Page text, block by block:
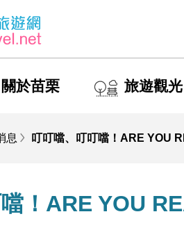
關於苗栗 旅遊觀光
息 叮叮噹、叮叮噹！ARE YOU
！ARE YOU